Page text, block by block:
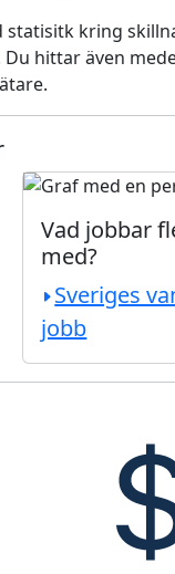
kring
hittar även
Vad jobbar
med?
Sveriges
jobb